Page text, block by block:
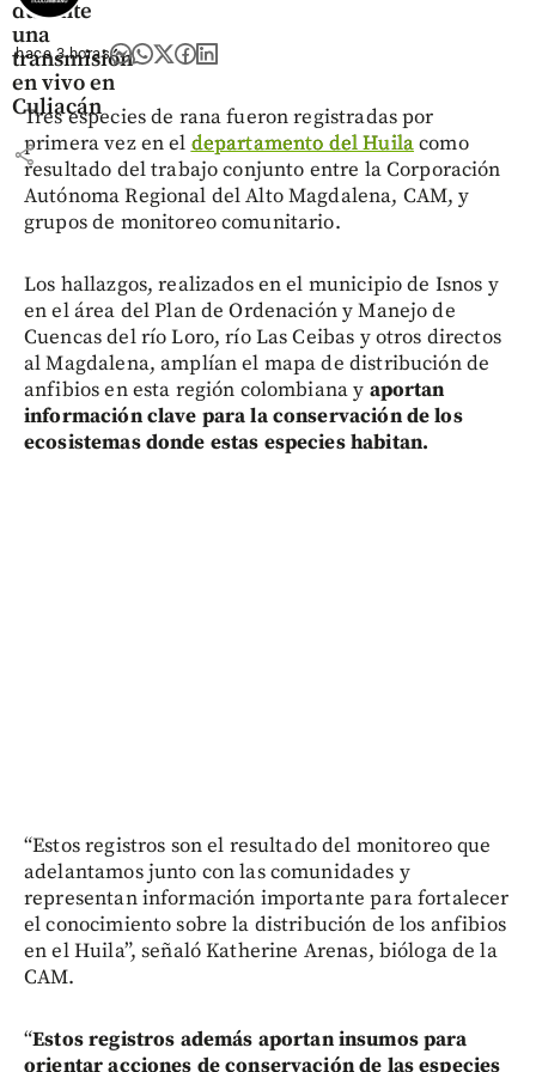
durante
una
transmisión
en vivo en
Culiacán
share
hace 3 horas
Tres especies de rana fueron registradas por
primera vez en el departamento del Huilacomo
resultado del trabajo conjunto entre la Corporación
Autónoma Regional del Alto Magdalena, CAM, y
grupos de monitoreo comunitario.
Los hallazgos, realizados en el municipio de Isnos y
en el área del Plan de Ordenación y Manejo de
Cuencas del río Loro, río Las Ceibas y otros directos
al Magdalena, amplían el mapa de distribución de
anfibios en esta región colombiana y aportan
información clave para la conservación de los
ecosistemas donde estas especies habitan.
“Estos registros son el resultado del monitoreo que
adelantamos junto con las comunidades y
representan información importante para fortalecer
el conocimiento sobre la distribución de los anfibios
en el Huila”, señaló Katherine Arenas, bióloga de la
CAM.
“Estos registros además aportan insumos para
orientar acciones de conservación de las especies